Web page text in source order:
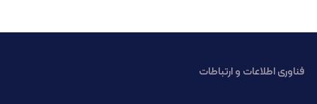
فناوری اطلاعات و ارتباطات